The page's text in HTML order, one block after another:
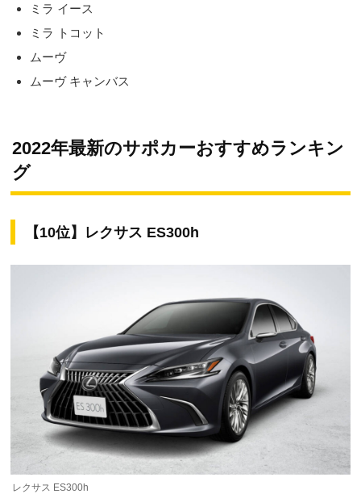
ミラ イース
ミラ トコット
ムーヴ
ムーヴ キャンバス
2022年最新のサポカーおすすめランキン
グ
【10位】レクサス ES300h
レクサス ES300h